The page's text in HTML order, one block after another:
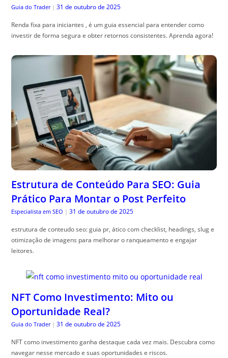
Guia do Trader | 31 de outubro de 2025
Renda fixa para iniciantes , é um guia essencial para entender como
investir de forma segura e obter retornos consistentes. Aprenda agora!
Estrutura de Conteúdo Para SEO: Guia
Prático Para Montar o Post Perfeito
Especialista em SEO | 31 de outubro de 2025
estrutura de conteudo seo: guia pr, ático com checklist, headings, slug e
otimização de imagens para melhorar o ranqueamento e engajar
leitores.
NFT Como Investimento: Mito ou
Oportunidade Real?
Guia do Trader | 31 de outubro de 2025
NFT como investimento ganha destaque cada vez mais. Descubra como
navegar nesse mercado e suas oportunidades e riscos.